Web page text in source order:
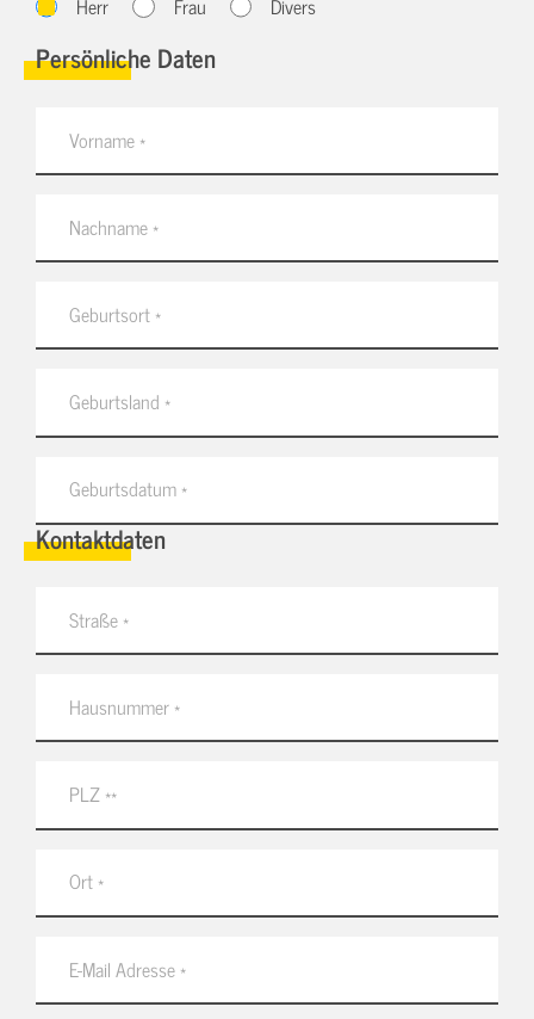
Herr
Frau Divers
Persönliche Daten
Kontaktdaten